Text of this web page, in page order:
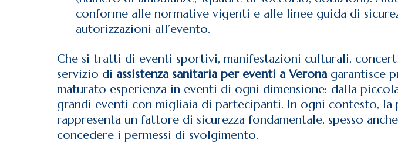
conforme alle normative vigenti e alle linee guida di
autorizzazioni all’evento.
Che si tratti di eventi sportivi, manifestazioni culturali,
servizio di assistenza sanitaria per eventi a Veronagarantisce
maturato esperienza in eventi di ogni dimensione: dalla
grandi eventi con migliaia di partecipanti. In ogni contesto, la
rappresenta un fattore di sicurezza fondamentale, spesso
concedere i permessi di svolgimento.